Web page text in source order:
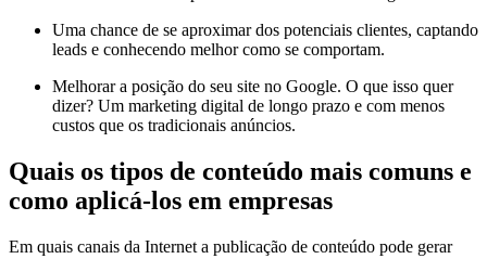
Uma chance de se aproximar dos potenciais clientes, captando
leads e conhecendo melhor como se comportam.
Melhorar a posição do seu site no Google. O que isso quer
dizer? Um marketing digital de longo prazo e com menos
custos que os tradicionais anúncios.
Quais os tipos de conteúdo mais comuns e
como aplicá-los em empresas
Em quais canais da Internet a publicação de conteúdo pode gerar